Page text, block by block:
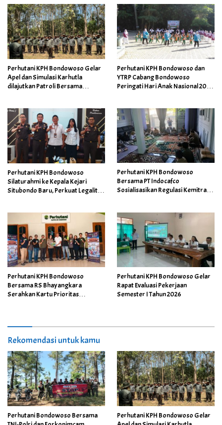
Perhutani KPH Bondowoso Gelar
Apel dan Simulasi Karhutla
dilajutkan Patroli Bersama
Perhutani KPH Bondowoso dan
YTRP Cabang Bondowoso
Peringati Hari Anak Nasional 2026
Perhutani KPH Bondowoso
Silaturahmi ke Kepala Kejari
Situbondo Baru, Perkuat Legalitas
Perhutani KPH Bondowoso
Bersama PT Indocafco
Sosialisasikan Regulasi Kemitraan
Perhutani KPH Bondowoso
Bersama RS Bhayangkara
Serahkan Kartu Prioritas
Perhutani KPH Bondowoso Gelar
Rapat Evaluasi Pekerjaan
Semester I Tahun 2026
Rekomendasi untuk kamu
Perhutani Bondowoso Bersama
Perhutani KPH Bondowoso Gelar